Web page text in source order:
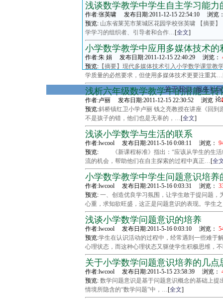
浅谈数学教学中学生自主学习能力
作者:张英啸 发布日期:2011-12-15 22:54:10 浏览
预览: 山东省莱芜市莱城区花园学校张英啸 【摘要
学学习的组织者、引导者和合作…[全文]
小学数学教学中应用多媒体技术的
作者:朱 娟 发布日期:2011-12-15 22:40:29 浏览：
预览: 【摘要】现代多媒体技术引入小学数学课堂
学质量的必然要求，但使用多媒体技术更要注重其…
浅析六年级数学教学中的潜能生转
作者:卢丽 发布日期:2011-12-15 22:30:52 浏览：
预览:斜桥镇红卫小学卢丽 钱之亮教授在讲座《回
不是孩子的错，他们也是无辜的，…[全文]
浅谈小学数学与生活的联系
作者:lwcool 发布日期:2011-5-16 0:08:11 浏览：
预览: 《新课程标准》指出：“应该从学生的生活
流的机会，帮助他们在自主探索的过程中真正…[全
小学数学教学中学生问题意识培养
作者:lwcool 发布日期:2011-5-16 0:03:31 浏览：
预览: 一、创造优良学习氛围，让学生敢于提问题
心重，求知欲旺盛，这正是问题意识的表现。学生
浅谈小学数学问题意识的培养
作者:lwcool 发布日期:2011-5-16 0:03:10 浏览：
预览:学生在认识活动的过程中，经常遇到一些难于
心理状态，而这种心理状态又驱使学生积极思维，
关于小学数学问题意识培养的几点
作者:lwcool 发布日期:2011-5-15 23:58:39 浏览：
预览: 数学问题意识是基于问题意识概念的基础上
情境所隐含的“数学问题”中，…[全文]
关于我们 |服务社区
论